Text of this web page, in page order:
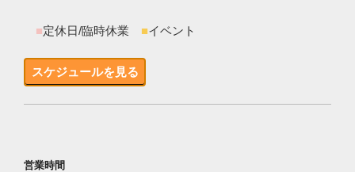
■定休日/臨時休業 ■イベント
スケジュールを見る
営業時間